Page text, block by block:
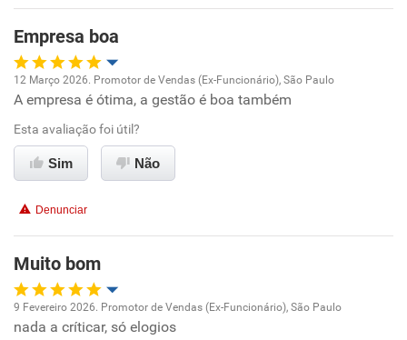
Benefícios
Recomenda esta empresa
Recomenda a diretoria
Empresa boa
Oportunidade de promoção
Ambiente de trabalho
Benefícios
Recomenda esta empresa
Recomenda a diretoria
12 Março 2026. Promotor de Vendas (Ex-Funcionário), São Paulo
A empresa é ótima, a gestão é boa também
Esta avaliação foi útil?
Sim Não
Denunciar
Muito bom
Oportunidade de promoção
9 Fevereiro 2026. Promotor de Vendas (Ex-Funcionário), São Paulo
nada a críticar, só elogios